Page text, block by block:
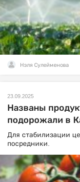
Нэля Сулейменова
23.09.2025
Названы
подорожали в
Для стабилизации
посредники.